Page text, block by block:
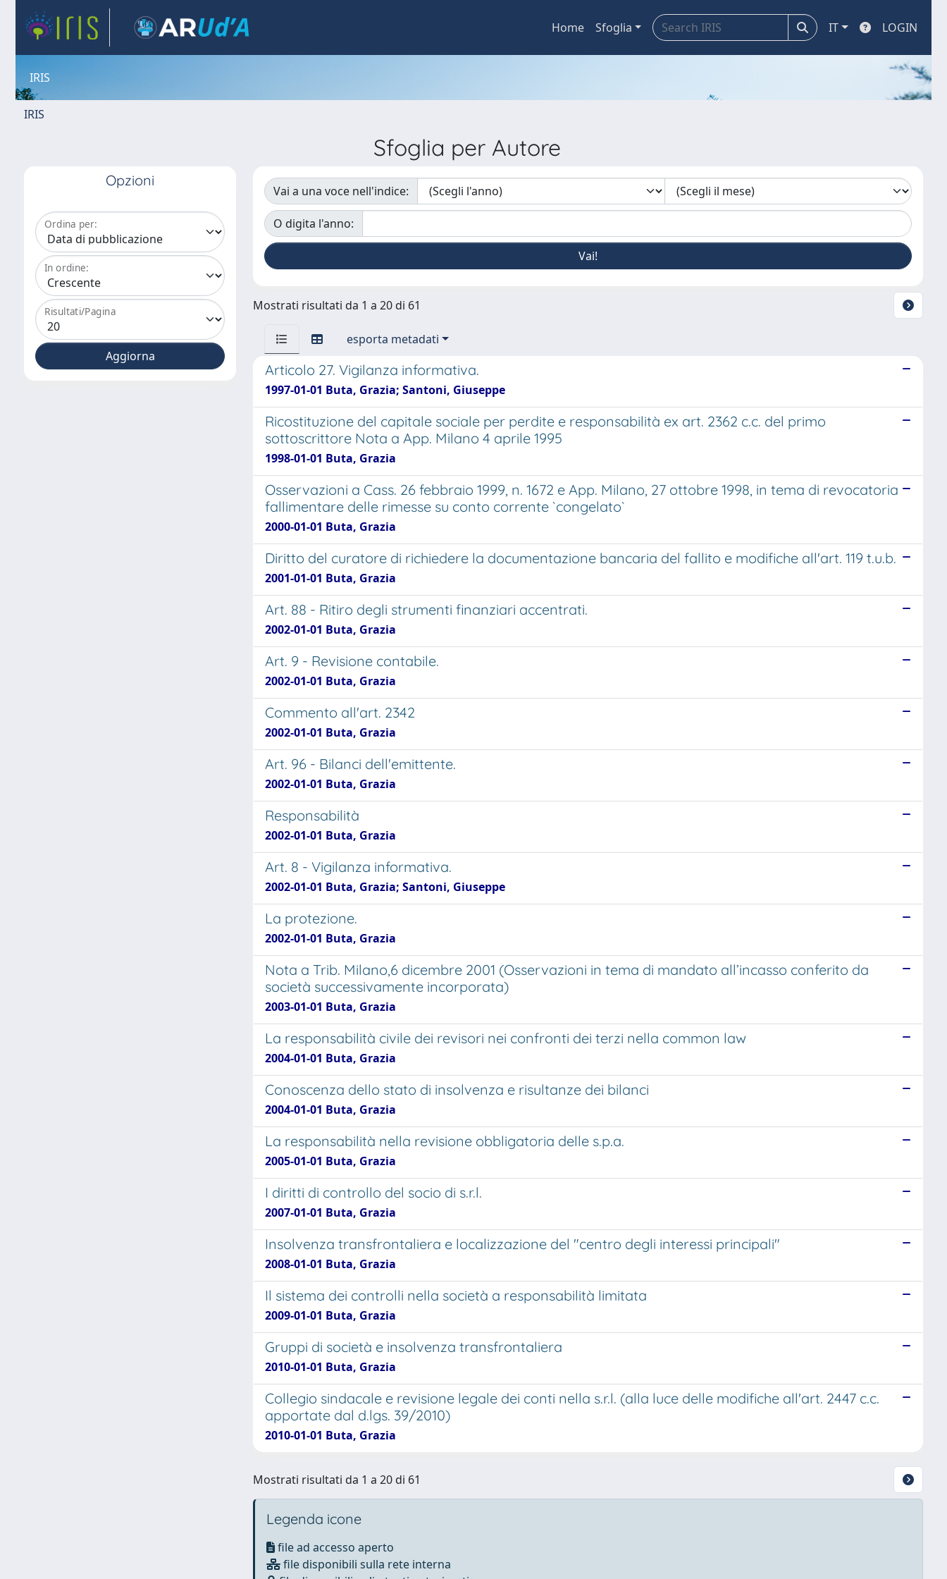
Home Sfoglia IT LOGIN
IRIS
IRIS
Sfoglia per Autore
Opzioni
Ordina per:
In ordine:
Risultati/Pagina
Vai a una voce nell'indice:
O digita l'anno:
Mostrati risultati da 1 a 20 di 61
esporta metadati
Articolo 27. Vigilanza informativa.
1997-01-01 Buta, Grazia; Santoni, Giuseppe
Ricostituzione del capitale sociale per perdite e responsabilità ex art. 2362 c.c. del primo
sottoscrittore Nota a App. Milano 4 aprile 1995
1998-01-01 Buta, Grazia
Osservazioni a Cass. 26 febbraio 1999, n. 1672 e App. Milano, 27 ottobre 1998, in tema di revocatoria
fallimentare delle rimesse su conto corrente `congelato`
2000-01-01 Buta, Grazia
Diritto del curatore di richiedere la documentazione bancaria del fallito e modifiche all'art. 119 t.u.b.
2001-01-01 Buta, Grazia
Art. 88 - Ritiro degli strumenti finanziari accentrati.
2002-01-01 Buta, Grazia
Art. 9 - Revisione contabile.
2002-01-01 Buta, Grazia
Commento all'art. 2342
2002-01-01 Buta, Grazia
Art. 96 - Bilanci dell'emittente.
2002-01-01 Buta, Grazia
Responsabilità
2002-01-01 Buta, Grazia
Art. 8 - Vigilanza informativa.
2002-01-01 Buta, Grazia; Santoni, Giuseppe
La protezione.
2002-01-01 Buta, Grazia
Nota a Trib. Milano,6 dicembre 2001 (Osservazioni in tema di mandato all’incasso conferito da
società successivamente incorporata)
2003-01-01 Buta, Grazia
La responsabilità civile dei revisori nei confronti dei terzi nella common law
2004-01-01 Buta, Grazia
Conoscenza dello stato di insolvenza e risultanze dei bilanci
2004-01-01 Buta, Grazia
La responsabilità nella revisione obbligatoria delle s.p.a.
2005-01-01 Buta, Grazia
I diritti di controllo del socio di s.r.l.
2007-01-01 Buta, Grazia
Insolvenza transfrontaliera e localizzazione del "centro degli interessi principali"
2008-01-01 Buta, Grazia
Il sistema dei controlli nella società a responsabilità limitata
2009-01-01 Buta, Grazia
Gruppi di società e insolvenza transfrontaliera
2010-01-01 Buta, Grazia
Collegio sindacale e revisione legale dei conti nella s.r.l. (alla luce delle modifiche all'art. 2447 c.c.
apportate dal d.lgs. 39/2010)
2010-01-01 Buta, Grazia
Mostrati risultati da 1 a 20 di 61
Legenda icone
file ad accesso aperto
file disponibili sulla rete interna